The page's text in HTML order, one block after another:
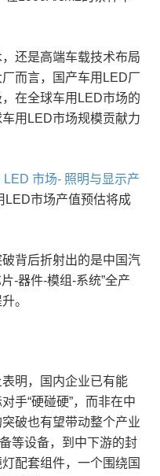
还是高端车载技术布局
而言，国产车用LED厂
在全球车用LED市场的
用LED市场规模贡献力
市场- 照明与显示产
LED市场产值预估将成
背后折射出的是中国汽
-器件-模组-系统”全产
。
明，国内企业已有能
手“硬碰硬”，而非在中
破也有望带动整个产业
等设备，到中下游的封
配套组件，一个围绕国